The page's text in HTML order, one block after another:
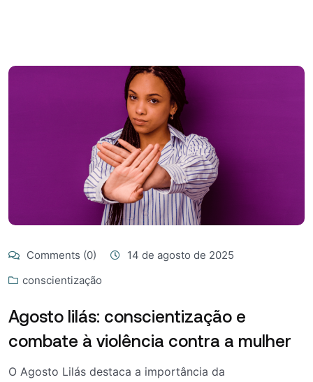
Comments (0)
14 de agosto de 2025
conscientização
Agosto lilás: conscientização e
combate à violência contra a mulher
O Agosto Lilás destaca a importância da